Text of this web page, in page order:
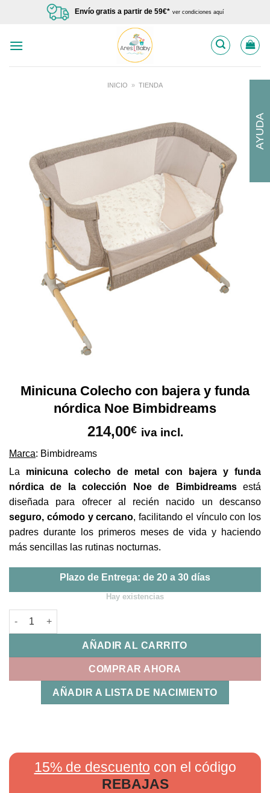
Envío gratis a partir de 59€* ver condiciones aquí
INICIO » TIENDA
Minicuna Colecho con bajera y funda
nórdica Noe Bimbidreams
214,00€ iva incl.
Marca: Bimbidreams
La minicuna colecho de metal con bajera y funda
nórdica de la colección Noe de Bimbidreamsestá
diseñada para ofrecer al recién nacido un descanso
seguro, cómodo y cercano, facilitando el vínculo con los
padres durante los primeros meses de vida y haciendo
más sencillas las rutinas nocturnas.
Plazo de Entrega: de 20 a 30 días
Hay existencias
Minicuna Colecho con bajera y funda nórdica Noe
AÑADIR AL CARRITO
COMPRAR AHORA
AÑADIR A LISTA DE NACIMIENTO
15% de descuento con el código
REBAJAS
AYUDA